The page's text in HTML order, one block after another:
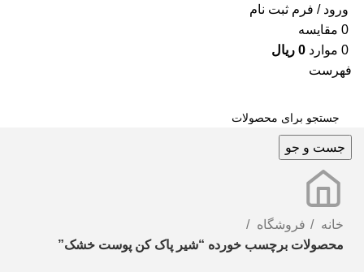
ورود / فرم ثبت نام
0 مقایسه
0 موارد 0 ریال
فهرست
جست و جو
خانه
فروشگاه
محصولات برچسب خورده “شیر پاک کن پوست خشک”